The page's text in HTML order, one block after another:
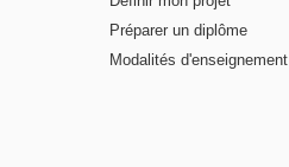
Préparer un diplôme
Modalités d'enseignement